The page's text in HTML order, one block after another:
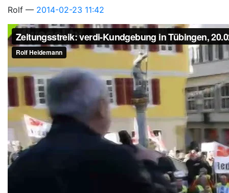
Rolf 2014-02-23 11:42